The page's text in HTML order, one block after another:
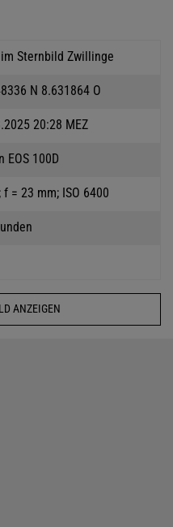
Sternbild Zwillinge
N 8.631864 O
20:28 MEZ
EOS 100D
f = 23 mm; ISO 6400
ANZEIGEN